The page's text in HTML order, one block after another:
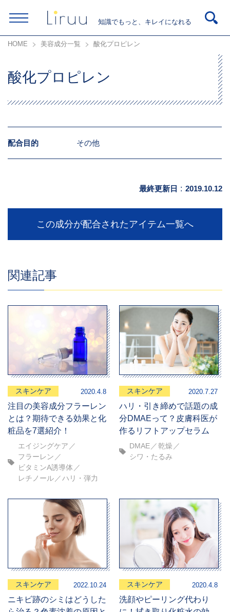
知識でもっと、キレイになれる
HOME 美容成分一覧 酸化プロピレン
酸化プロピレン
配合目的 その他
最終更新日 : 2019.10.12
この成分が配合されたアイテム一覧へ
関連記事
スキンケア 2020.4.8
注目の美容成分フラーレン
とは？期待できる効果と化
粧品を7選紹介！
エイジングケア
フラーレン
ビタミンA誘導体
レチノール
ハリ・弾力
スキンケア 2020.7.27
ハリ・引き締めで話題の成
分DMAEって？皮膚科医が
作るリフトアップセラム
DMAE
乾燥
シワ・たるみ
スキンケア 2022.10.24
ニキビ跡のシミはどうした
スキンケア 2020.4.8
洗顔やピーリング代わり